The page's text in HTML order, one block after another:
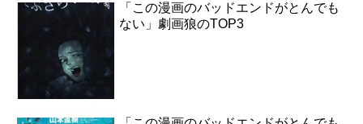
「この漫画のバッドエンドがとんでも
ない」劇画狼のTOP3